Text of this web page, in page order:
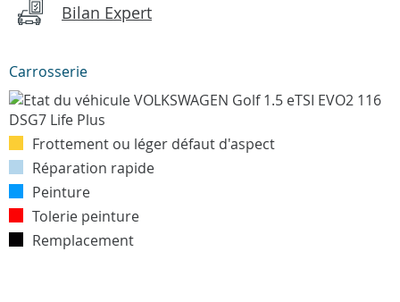
Bilan Expert
Carrosserie
Frottement ou léger défaut d'aspect
Réparation rapide
Peinture
Tolerie peinture
Remplacement